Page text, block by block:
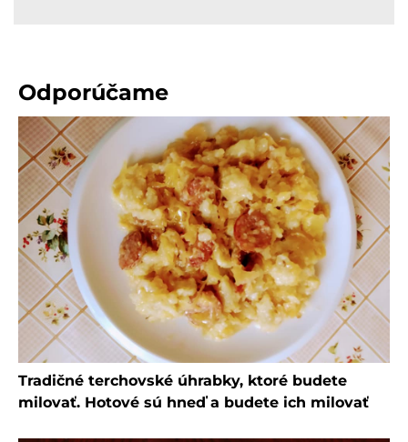
Odporúčame
Tradičné terchovské úhrabky, ktoré budete
milovať. Hotové sú hneď a budete ich milovať